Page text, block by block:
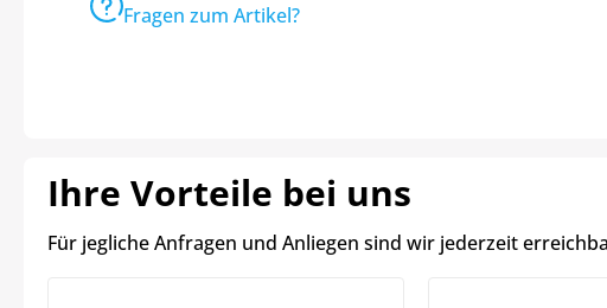
Fragen zum Artikel?
Ihre Vorteile bei uns
Für jegliche Anfragen und Anliegen sind wir jederzeit